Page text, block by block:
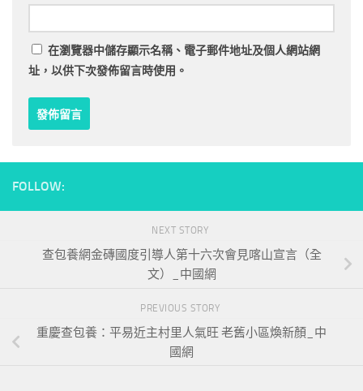
在瀏覽器中儲存顯示名稱、電子郵件地址及個人網站網
址，以供下次發佈留言時使用。
FOLLOW:
NEXT STORY
查包養網金磚國度引導人第十六次會見喀山宣言（全
文）_中國網
PREVIOUS STORY
重慶查包養：平易近主村里人氣旺 老舊小區煥新顏_中
國網